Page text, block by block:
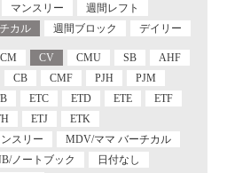
マンスリー
週間レフト
カル
週間ブロック デイリー
CM CV CMU SB
AHF
CB CMF PJH
PJM
ETC ETD ETE
ETF
ETJ
ETK
スリー
MDV/ママ バーチカル
ノートブック
日付なし